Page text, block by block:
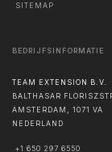
SITEMAP
BEDRIJFSINFORMATIE
TEAM EXTENSION B.V.
BALTHASAR
AMSTERDAM , 1071 VA
NEDERLAND
+1 650 297 6550